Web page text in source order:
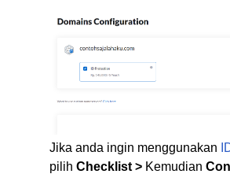
Jika anda ingin menggunakan
pilih Checklist > Kemudian